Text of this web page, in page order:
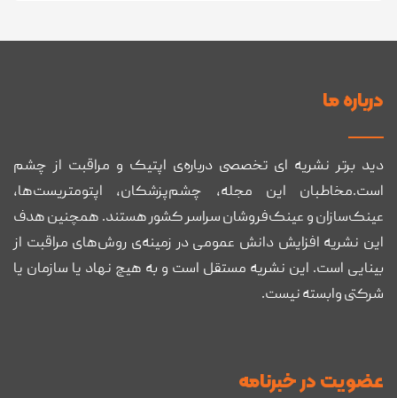
درباره ما
دید برتر نشریه ای تخصصی درباره‌ی اپتیک و مراقبت از چشم
است.مخاطبان این مجله، چشم‌پزشکان، اپتومتریست‌ها،
عینک‌سازان و عینک‌فروشان سراسر کشور هستند. همچنین هدف
این نشریه افزایش دانش عمومی در زمینه‌ی روش‌های مراقبت از
بینایی است. این نشریه مستقل است و به هیچ نهاد یا سازمان یا
شرکتی وابسته نیست.
عضويت در خبرنامه